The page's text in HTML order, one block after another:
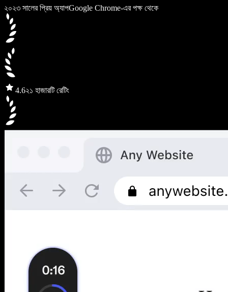
২০২৩ সালের প্রিয় অ্যাপGoogle Chrome-এর পক্ষ থেকে
4.6২১ হাজারটি রেটিং